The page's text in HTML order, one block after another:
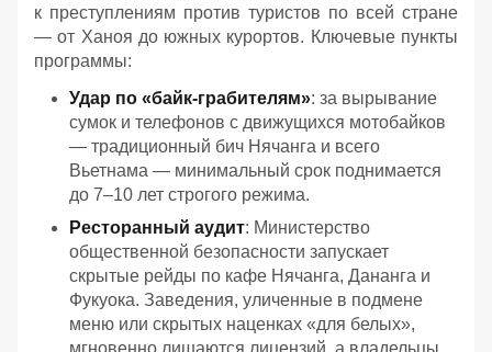
к преступлениям против туристов по всей стране
— от Ханоя до южных курортов. Ключевые пункты
программы:
Удар по «байк-грабителям»: за вырывание
сумок и телефонов с движущихся мотобайков
— традиционный бич Нячанга и всего
Вьетнама — минимальный срок поднимается
до 7–10 лет строгого режима.
Ресторанный аудит: Министерство
общественной безопасности запускает
скрытые рейды по кафе Нячанга, Дананга и
Фукуока. Заведения, уличенные в подмене
меню или скрытых наценках «для белых»,
мгновенно лишаются лицензий, а владельцы